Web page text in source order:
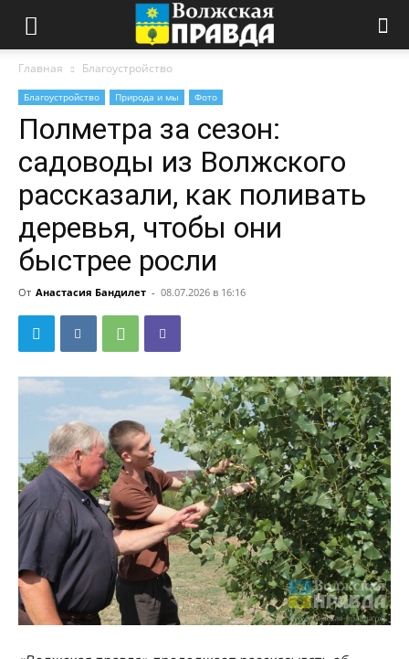
Главная Благоустройство
Благоустройство Природа и мы Фото
Полметра за сезон:
садоводы из Волжского
рассказали, как поливать
деревья, чтобы они
быстрее росли
От Анастасия Бандилет - 08.07.2026 в 16:16